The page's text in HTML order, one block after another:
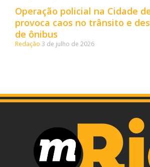
Operação policial na Cidade
provoca caos no trânsito e
de ônibus
Redação 3 de julho de 2026